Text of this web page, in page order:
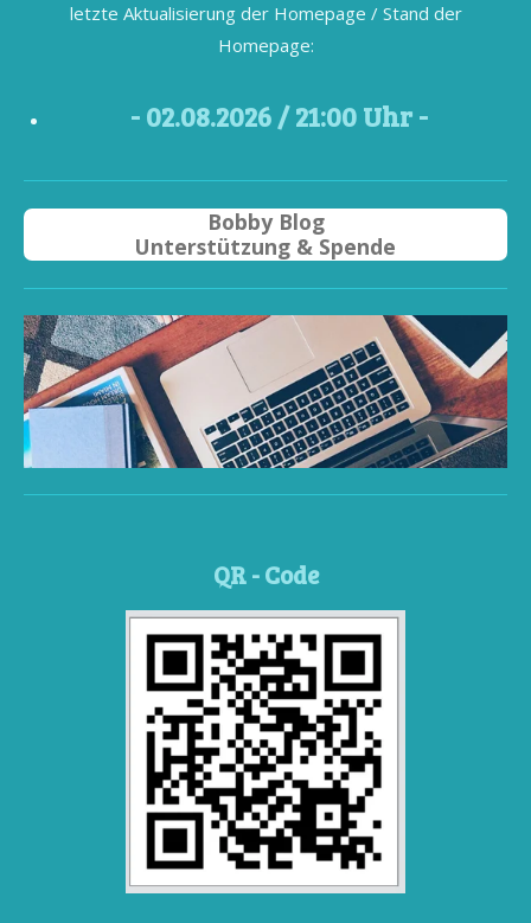
letzte Aktualisierung der Homepage / Stand der
Homepage:
- 02.08.2026 / 21:00 Uhr -
Bobby Blog
Unterstützung & Spende
QR - Code